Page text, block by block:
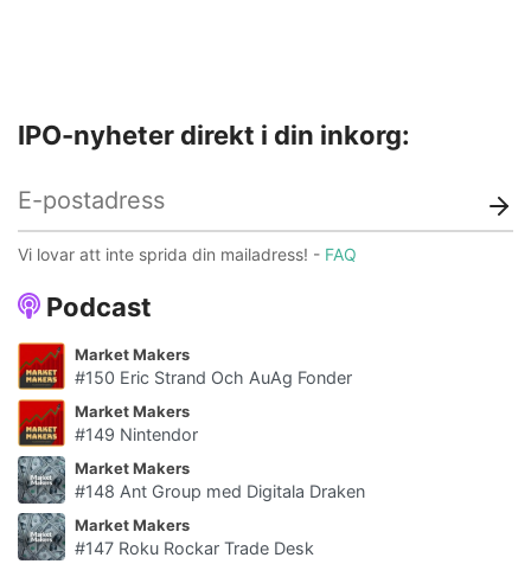
Podcast
Market Makers
#150 Eric Strand Och AuAg Fonder
Market Makers
#149 Nintendor
Market Makers
#148 Ant Group med Digitala Draken
Market Makers
#147 Roku Rockar Trade Desk
IPO-nyheter direkt i din inkorg:
Vi lovar att inte sprida din mailadress! - FAQ